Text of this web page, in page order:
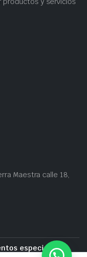
Maestra calle 18,
especiales